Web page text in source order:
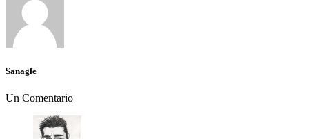
Sanagfe
Un Comentario